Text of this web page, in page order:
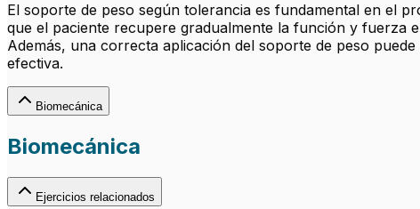
El soporte de peso según tolerancia es fundamental en el
que el paciente recupere gradualmente la función y fuerza
Además, una correcta aplicación del soporte de peso
efectiva.
Biomecánica
Biomecánica
Ejercicios relacionados